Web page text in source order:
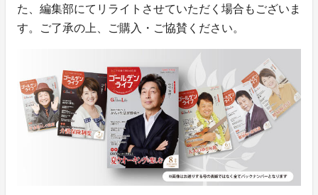
た、編集部にてリライトさせていただく場合もございま
す。ご了承の上、ご購入・ご協賛ください。